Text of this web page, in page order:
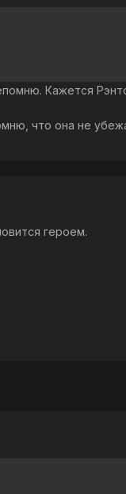
Кажется
что она не
героем.